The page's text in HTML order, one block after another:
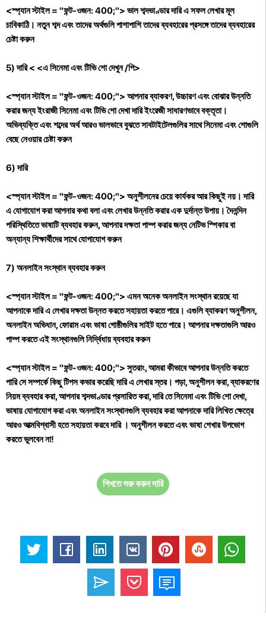
<স্প্যান স্টাইল = "ফন্ট-ওজন: 400;"> ভাল শব্দভাণ্ডার দারি এ সফল লেখার মূল
চাবিকাঠি। নতুন শব্দ এবং তাদের অর্থগুলি পাশাপাশি তাদের ব্যবহারের প্রসঙ্গে তাদের ব্যবহারের
চেষ্টা করুন
5) দারি< <এ সিনেমা এবং টিভি শো দেখুন /পি>
<স্প্যান স্টাইল = "ফন্ট-ওজন: 400;"> আপনার ব্যাকরণ, উচ্চারণ এবং বোঝার উন্নতি
করার জন্য ইংরাজী সিনেমা এবং টিভি শো দেখা দারি ইংরেজী সাধারণভাবে বক্তৃতা।
অভিব্যক্তি এবং শব্দের অর্থ আরও ভালভাবে বুঝতে সাবটাইটেলগুলির সাথে সিনেমা এবং শোগুলি
বেছে নেওয়ার চেষ্টা করুন
6) দারি
<স্প্যান স্টাইল = "ফন্ট-ওজন: 400;"> অনুশীলনের চেয়ে কার্যকর আর কিছুই নয়। দারি
এ যোগাযোগ করা আপনার কথা বলা এবং লেখার উন্নতি করার এক দুর্দান্ত উপায়। দৈনন্দিন
পরিস্থিতিতে ভাষাটি ব্যবহার করুন, আপনার দক্ষতা পাম্প করার জন্য নেটিভ স্পিকার বা
অন্যান্য শিক্ষার্থীদের সাথে যোগাযোগ করুন
7) অনলাইন সংস্থান ব্যবহার করুন
<স্প্যান স্টাইল = "ফন্ট-ওজন: 400;"> এমন অনেক অনলাইন সংস্থান রয়েছে যা
আপনাকে দারি এ লেখার দক্ষতা উন্নত করতে সহায়তা করতে পারে। এগুলি ব্যাকরণ অনুশীলন,
অনলাইন অভিধান, ফোরাম এবং ভাষা গোষ্ঠীগুলির সাইট হতে পারে। আপনার দক্ষতাগুলি আরও
পাম্প করতে এই সংস্থানগুলি নির্দ্বিধায় ব্যবহার করুন
<স্প্যান স্টাইল = "ফন্ট-ওজন: 400;"> সুতরাং, আমরা কীভাবে আপনার উন্নতি করতে
পারি সে সম্পর্কে কিছু টিপস কভার করেছি দারি এ লেখার স্তর। পড়া, অনুশীলন করা, ব্যাকরণের
নিয়ম ব্যবহার করা, আপনার শব্দভাণ্ডার প্রসারিত করা, দারি তে সিনেমা এবং টিভি শো দেখা,
ভাষায় যোগাযোগ করা এবং অনলাইন সংস্থানগুলি ব্যবহার করা আপনাকে দারি লিখিত ক্ষেত্রে
আরও আত্মবিশ্বাসী হতে সহায়তা করবে দারি । অনুশীলন করতে এবং ভাষা শেখার উপভোগ
করতে ভুলবেন না!
শিখতে শুরু করুন দারি